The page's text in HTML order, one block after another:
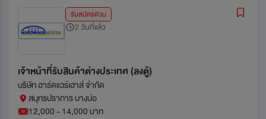
รับสมัครด่วน
2 วันที่แล้ว
เจ้าหน้าที่รับสินค้าต่างประเทศ (ลงตู้)
บริษัท ฮาร์ดแวร์เฮาส์ จำกัด
สมุทรปราการ บางบ่อ
12,000 - 14,000 บาท